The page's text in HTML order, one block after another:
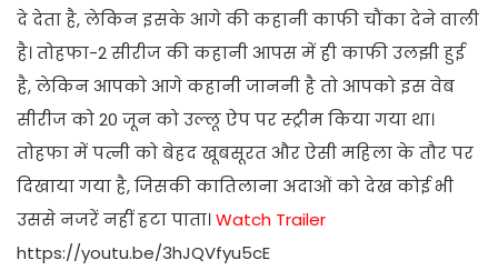
दे देता है, लेकिन इसके आगे की कहानी काफी चौंका देने वाली
है। तोहफा-2 सीरीज की कहानी आपस में ही काफी उलझी हुई
है, लेकिन आपको आगे कहानी जाननी है तो आपको इस वेब
सीरीज को 20 जून को उल्लू ऐप पर स्ट्रीम किया गया था।
तोहफा में पत्नी को बेहद खूबसूरत और ऐसी महिला के तौर पर
दिखाया गया है, जिसकी कातिलाना अदाओं को देख कोई भी
उससे नजरें नहीं हटा पाता।Watch Trailer
https://youtu.be/3hJQVfyu5cE